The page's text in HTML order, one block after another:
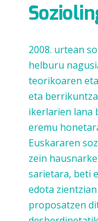
2008. urtean
helburu
teorikoaren
eta
ikerlarien lana
eremu
Euskararen
zein
sarietara, beti
edota
proposatzen